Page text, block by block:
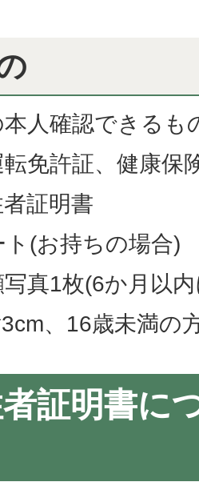
本人確認できる
免許証、健康保
証明書
(お持ちの場合)
真1枚(6か月以
、16歳未満の
証明書に